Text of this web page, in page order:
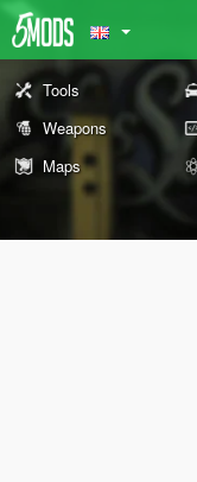
Tools
Weapons
Maps